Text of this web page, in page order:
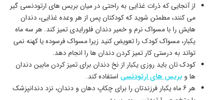
از آنجایی که ذرات غذایی به راحتی در میان بریس های ارتودنسی گیر
می کنند، مطمئن شوید که کودکتان پس از هر وعده غذایی، دندان
هایش را با مسواک نرم و خمیر دندان فلورایدی تمیز کند. هر سه ماه
یکبار، مسواک کودک را تعویض کنید زیرا مسواک فرسوده یا کهنه نمی
تواند به درستی کار تمیز کردن دندان ها را انجام دهد.
کودک تان باید روزی یکبار از نخ دندان برای تمیز کردن مابین دندان
ها و بریس های ارتودنسی استفاده کند.
هر 6 ماه یکبار فرزندتان را برای چکاپ دهان و دندان، نزد دندانپزشک